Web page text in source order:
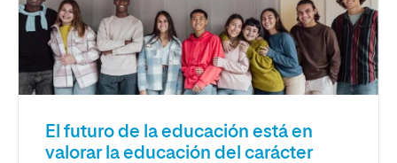
El futuro de la educación está en
valorar la educación del carácter